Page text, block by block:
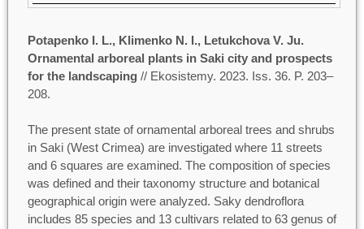
Potapenko I. L., Klimenko N. I., Letukchova V. Ju.
Ornamental arboreal plants in Saki city and prospects
for the landscaping// Ekosistemy. 2023. Iss. 36. P. 203–
208.
The present state of ornamental arboreal trees and shrubs
in Saki (West Crimea) are investigated where 11 streets
and 6 squares are examined. The composition of species
was defined and their taxonomy structure and botanical
geographical origin were analyzed. Saky dendroflora
includes 85 species and 13 cultivars related to 63 genus of